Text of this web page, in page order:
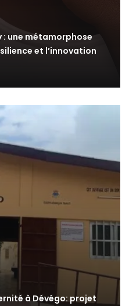
: une métamorphose
et l’innovation
à Dévégo: projet